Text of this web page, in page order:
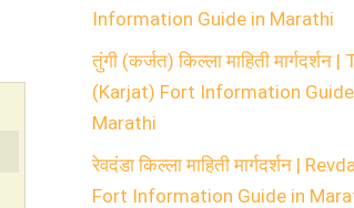
Information Guide in Marathi
तुंगी (कर्जत) किल्ला माहिती मार्गदर्शन |
(Karjat) Fort Information
Marathi
रेवदंडा किल्ला माहिती मार्गदर्शन |
Fort Information Guide in